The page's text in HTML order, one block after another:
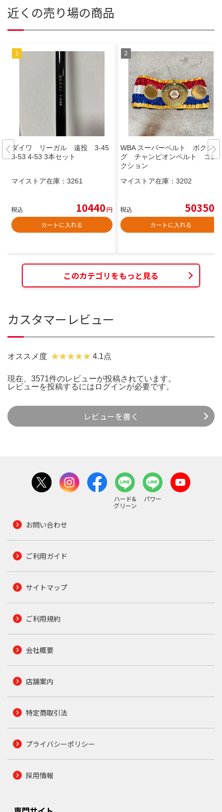
近くの売り場の商品
ダイワ リーガル 遠投 3-45
3-53 4-53 3本セット
マイストア在庫： 3261
税込 10440円
カートに入れる
WBA スーパーベルト ボクシン
グ チャンピオンベルト コレ
クション
マイストア在庫： 3202
税込 50350
カートに入れる
このカテゴリをもっと見る
カスタマーレビュー
オススメ度 4.1点
現在、3571件のレビューが投稿されています。
レビューを投稿するには ログインが必要です。
レビューを書く
ハード&
グリーン
パワー
お問い合わせ
ご利用ガイド
サイトマップ
ご利用規約
会社概要
店舗案内
特定商取引法
プライバシーポリシー
採用情報